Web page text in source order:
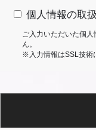
個人情報の取
ご入力いただいた個
ん。
※入力情報はSSL技術